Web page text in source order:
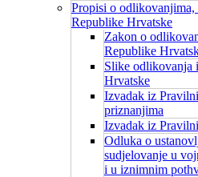
Propisi o odlikovanjima,
Republike Hrvatske
Zakon o
Republike
Slike odlikovanja
Hrvatske
Izvadak iz
priznanjima
Izvadak iz
Odluka o
sudjelovanje u
i u iznimnim